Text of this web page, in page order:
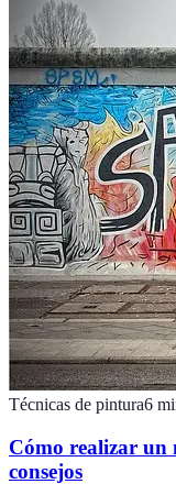
Técnicas de pintura6
Cómo realizar un
consejos